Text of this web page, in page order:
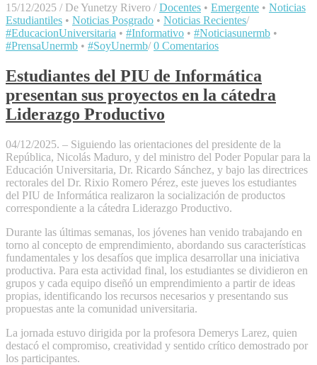
15/12/2025 / De Yunetzy Rivero / Docentes • Emergente • Noticias
Estudiantiles • Noticias Posgrado • Noticias Recientes/
#EducacionUniversitaria • #Informativo • #Noticiasunermb •
#PrensaUnermb • #SoyUnermb/ 0 Comentarios
Estudiantes del PIU de Informática
presentan sus proyectos en la cátedra
Liderazgo Productivo
04/12/2025. – Siguiendo las orientaciones del presidente de la
República, Nicolás Maduro, y del ministro del Poder Popular para la
Educación Universitaria, Dr. Ricardo Sánchez, y bajo las directrices
rectorales del Dr. Rixio Romero Pérez, este jueves los estudiantes
del PIU de Informática realizaron la socialización de productos
correspondiente a la cátedra Liderazgo Productivo.
Durante las últimas semanas, los jóvenes han venido trabajando en
torno al concepto de emprendimiento, abordando sus características
fundamentales y los desafíos que implica desarrollar una iniciativa
productiva. Para esta actividad final, los estudiantes se dividieron en
grupos y cada equipo diseñó un emprendimiento a partir de ideas
propias, identificando los recursos necesarios y presentando sus
propuestas ante la comunidad universitaria.
La jornada estuvo dirigida por la profesora Demerys Larez, quien
destacó el compromiso, creatividad y sentido crítico demostrado por
los participantes.